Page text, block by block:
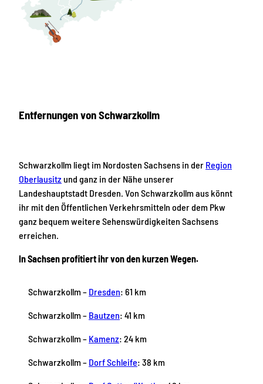
Entfernungen von Schwarzkollm
Schwarzkollm liegt im Nordosten Sachsens in der Region
Oberlausitz und ganz in der Nähe unserer
Landeshauptstadt Dresden. Von Schwarzkollm aus könnt
ihr mit den Öffentlichen Verkehrsmitteln oder dem Pkw
ganz bequem weitere Sehenswürdigkeiten Sachsens
erreichen.
In Sachsen profitiert ihr von den kurzen Wegen.
Schwarzkollm – Dresden: 61 km
Schwarzkollm – Bautzen: 41 km
Schwarzkollm – Kamenz: 24 km
Schwarzkollm – Dorf Schleife: 38 km